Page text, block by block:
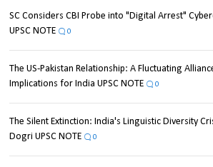
SC Considers CBI Probe into "Digital Arrest"
UPSC NOTE
0
The US-Pakistan Relationship: A Fluctuating
Implications for India UPSC NOTE
0
The Silent Extinction: India's Linguistic Diversity
Dogri UPSC NOTE
0